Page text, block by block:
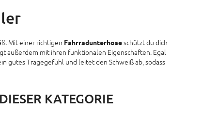
Mit einer richtigen Fahrradunterhoseschützt du dich
außerdem mit ihren funktionalen Eigenschaften. Egal
gutes Tragegefühl und leitet den Schweiß ab, sodass
KATEGORIE